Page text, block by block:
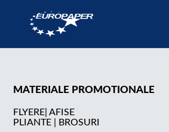
MATERIALE PROMOTIONALE
FLYERE| AFISE
PLIANTE | BROSURI